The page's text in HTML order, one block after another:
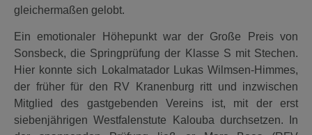
gleichermaßen gelobt.
Ein emotionaler Höhepunkt war der Große Preis von
Sonsbeck, die Springprüfung der Klasse S mit Stechen.
Hier konnte sich Lokalmatador Lukas Wilmsen-Himmes,
der früher für den RV Kranenburg ritt und inzwischen
Mitglied des gastgebenden Vereins ist, mit der erst
siebenjährigen Westfalenstute Kalouba durchsetzen. In